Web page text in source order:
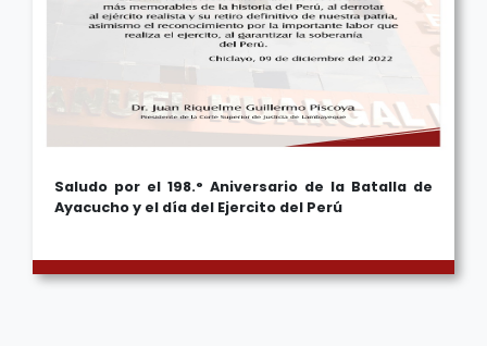
Saludo por el 198.° Aniversario de la Batalla de
Ayacucho y el día del Ejercito del Perú